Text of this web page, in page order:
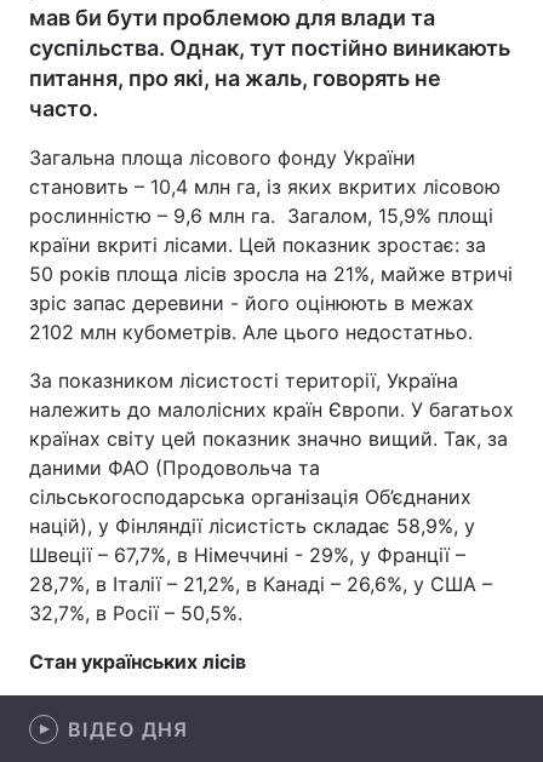
Головна Війна
Україна
Спорт
мав би бути проблемою для влади та
суспільства. Однак, тут постійно виникають
питання, про які, на жаль, говорять не
часто.
Загальна площа лісового фонду України
становить – 10,4 млн га, із яких вкритих лісовою
рослинністю – 9,6 млн га. Загалом, 15,9% площі
країни вкриті лісами. Цей показник зростає: за
50 років площа лісів зросла на 21%, майже втричі
зріс запас деревини - його оцінюють в межах
2102 млн кубометрів. Але цього недостатньо.
За показником лісистості території, Україна
належить до малолісних країн Європи. У багатьох
країнах світу цей показник значно вищий. Так, за
даними ФАО (Продовольча та
сільськогосподарська організація Об’єднаних
націй), у Фінляндії лісистість складає 58,9%, у
Швеції – 67,7%, в Німеччині - 29%, у Франції –
28,7%, в Італії – 21,2%, в Канаді – 26,6%, у США –
32,7%, в Росії – 50,5%.
Стан українських лісів
ВІДЕО ДНЯ